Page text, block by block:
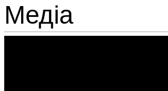
Медіа